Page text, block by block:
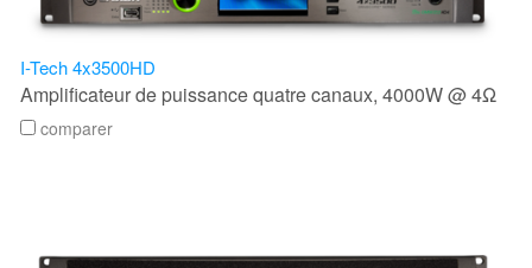
I-Tech 4x3500HD
Amplificateur de puissance quatre canaux, 4000W @ 4Ω
comparer